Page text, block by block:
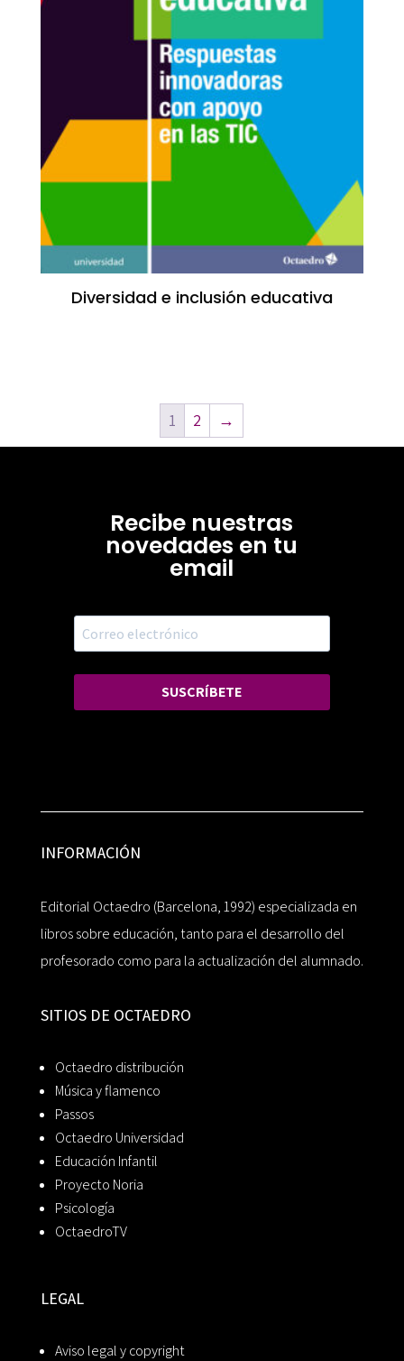
Diversidad e inclusión educativa
1 2 →
Recibe nuestras
novedades en tu
email
SUSCRÍBETE
INFORMACIÓN
Editorial Octaedro (Barcelona, 1992) especializada en
libros sobre educación, tanto para el desarrollo del
profesorado como para la actualización del alumnado.
SITIOS DE OCTAEDRO
Octaedro distribución
Música y flamenco
Passos
Octaedro Universidad
Educación Infantil
Proyecto Noria
Psicología
OctaedroTV
LEGAL
Aviso legal y copyright